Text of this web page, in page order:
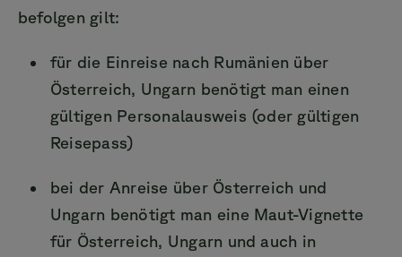
befolgen gilt:
für die Einreise nach Rumänien über
Österreich, Ungarn benötigt man einen
gültigen Personalausweis (oder gültigen
Reisepass)
bei der Anreise über Österreich und
Ungarn benötigt man eine Maut-Vignette
für Österreich, Ungarn und auch in